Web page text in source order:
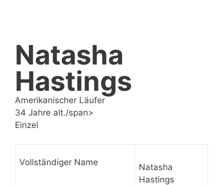
Natasha
Hastings
Amerikanischer Läufer
34 Jahre alt./span>
Einzel
Vollständiger Name
Natasha
Hastings